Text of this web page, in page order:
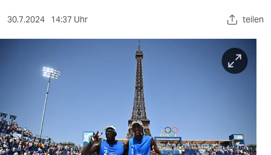
nord
wahrheit
verlag
veranstaltungen
30.7.2024 14:37 Uhr teilen